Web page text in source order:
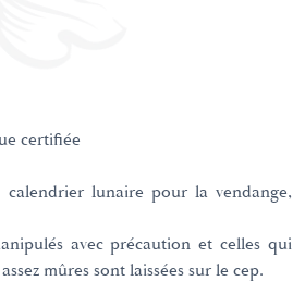
certifiée
lunaire pour la vendange,
avec précaution et celles qui
mûres sont laissées sur le cep.